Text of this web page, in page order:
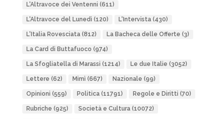
L'Altravoce dei Ventenni (611)
L'Altravoce del Lunedì (120) L'Intervista(430)
L'Italia Rovesciata(812) La Bacheca delle Offerte (3)
La Card di Buttafuoco (974)
La Sfogliatella di Marassi (1214) Le due Italie (3052)
Lettere (62) Mimì (667) Nazionale (99)
Opinioni (559) Politica(11791) Regole e Diritti (70)
Rubriche (925) Società e Cultura(10072)